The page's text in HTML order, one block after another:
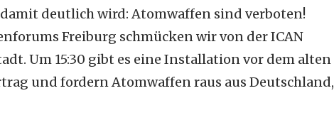
deutlich wird: Atomwaffen sind verboten!
Freiburg schmücken wir von der ICAN
Um 15:30 gibt es eine Installation vor dem alten
und fordern Atomwaffen raus aus Deutschland,